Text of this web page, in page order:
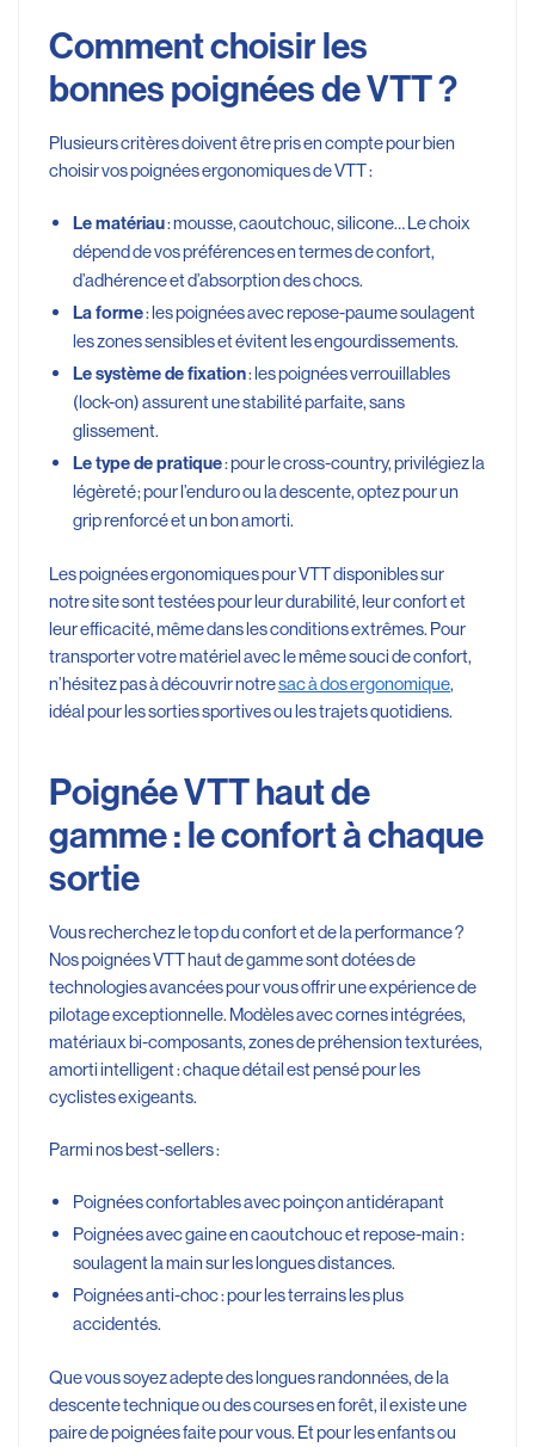
Comment choisir les
bonnes poignées de VTT ?
Plusieurs critères doivent être pris en compte pour bien
choisir vos poignées ergonomiques de VTT :
Le matériau: mousse, caoutchouc, silicone… Le choix
dépend de vos préférences en termes de confort,
d’adhérence et d’absorption des chocs.
La forme: les poignées avec repose-paume soulagent
les zones sensibles et évitent les engourdissements.
Le système de fixation: les poignées verrouillables
(lock-on) assurent une stabilité parfaite, sans
glissement.
Le type de pratique: pour le cross-country, privilégiez la
légèreté ; pour l’enduro ou la descente, optez pour un
grip renforcé et un bon amorti.
Les poignées ergonomiques pour VTT disponibles sur
notre site sont testées pour leur durabilité, leur confort et
leur efficacité, même dans les conditions extrêmes. Pour
transporter votre matériel avec le même souci de confort,
n’hésitez pas à découvrir notresac à dos ergonomique,
idéal pour les sorties sportives ou les trajets quotidiens.
Poignée VTT haut de
gamme : le confort à chaque
sortie
Vous recherchez le top du confort et de la performance ?
Nos poignées VTT haut de gamme sont dotées de
technologies avancées pour vous offrir une expérience de
pilotage exceptionnelle. Modèles avec cornes intégrées,
matériaux bi-composants, zones de préhension texturées,
amorti intelligent : chaque détail est pensé pour les
cyclistes exigeants.
Parmi nos best-sellers :
Poignées confortables avec poinçon antidérapant
Poignées avec gaine en caoutchouc et repose-main :
soulagent la main sur les longues distances.
Poignées anti-choc : pour les terrains les plus
accidentés.
Que vous soyez adepte des longues randonnées, de la
descente technique ou des courses en forêt, il existe une
paire de poignées faite pour vous. Et pour les enfants ou